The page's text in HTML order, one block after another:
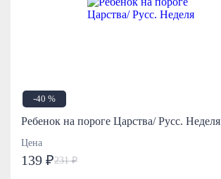
-40 %
Ребенок на пороге Царства/ Русс. Неделя
Цена
139 ₽231 ₽